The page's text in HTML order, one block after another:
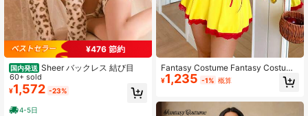
¥476 節約
国内発送 Sheer バックレス 結び目
60+ sold
¥1,572 -23%
4-5日
Fantasy Costume Fantasy Costume
レディース プリンセス カラーブロッ
ク コスチューム 4点セット
¥1,235 -1% 概算